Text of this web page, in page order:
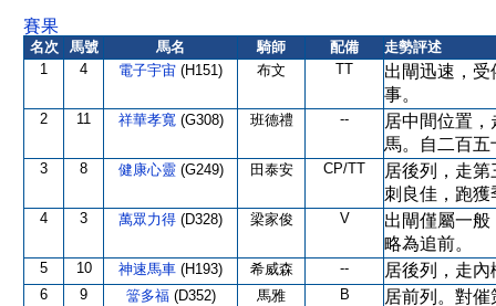
賽果
名次 馬號 馬名 騎師 配備
走勢評述
1
4 電子宇宙 (H151) 布文 TT
出閘迅速，
事。
2 11 祥華孝寬 (G308) 班德禮 --
居中間位置
馬。自二百
3 8 健康心靈 (G249) 田泰安 CP/TT
居後列，走
刺良佳，跑獲
4 3 萬眾力得 (D328) 梁家俊 V
出閘僅屬一
略為追前。
5 10 神速馬車 (H193) 希威森 -- 居後列，走
6 9 簹多福 (D352) 馬雅 B 居前列。對